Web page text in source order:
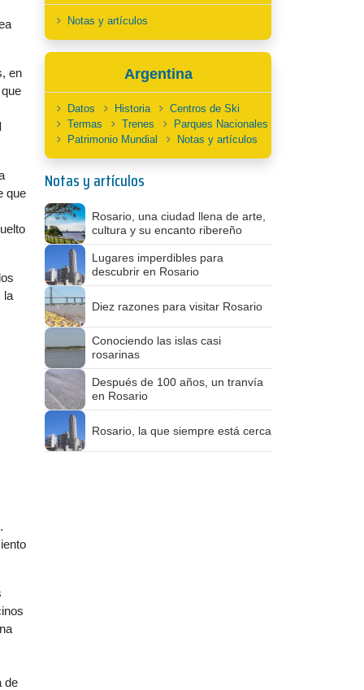
en
que
la
de
Notas y artículos
Argentina
Datos Historia
Centros de Ski
Termas
Trenes
Parques Nacionales
Patrimonio Mundial
Notas y artículos
Notas y artículos
Rosario, una ciudad llena de arte,
cultura y su encanto ribereño
Lugares imperdibles para
descubrir en Rosario
Diez razones para visitar Rosario
Conociendo las islas casi
rosarinas
Después de 100 años, un tranvía
en Rosario
Rosario, la que siempre está cerca